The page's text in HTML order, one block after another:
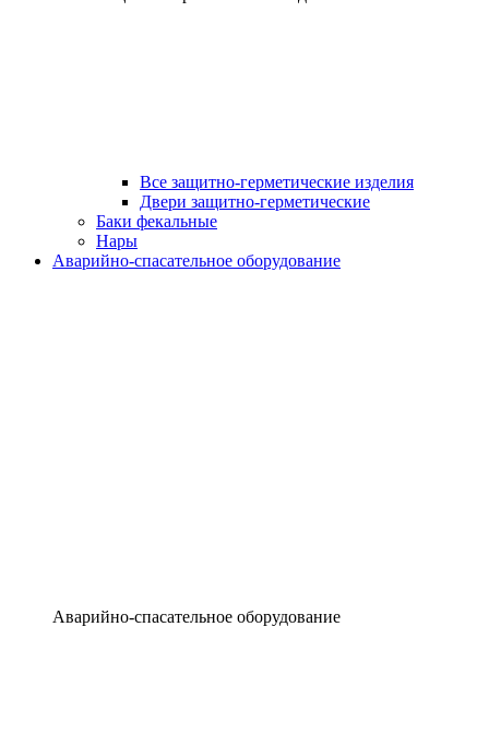
Все защитно-герметические изделия
Двери защитно-герметические
Баки фекальные
Нары
Аварийно-спасательное оборудование
Аварийно-спасательное оборудование